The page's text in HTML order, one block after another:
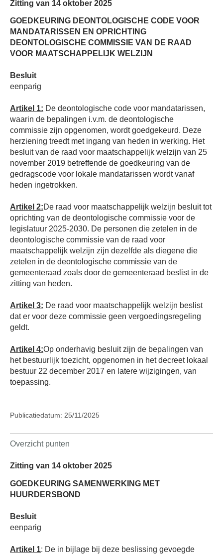
Zitting van 14 oktober 2025
GOEDKEURING DEONTOLOGISCHE CODE VOOR
MANDATARISSEN EN OPRICHTING
DEONTOLOGISCHE COMMISSIE VAN DE RAAD
VOOR MAATSCHAPPELIJK WELZIJN
Besluit
eenparig
Artikel 1: De deontologische code voor mandatarissen,
waarin de bepalingen i.v.m. de deontologische
commissie zijn opgenomen, wordt goedgekeurd. Deze
herziening treedt met ingang van heden in werking. Het
besluit van de raad voor maatschappelijk welzijn van 25
november 2019 betreffende de goedkeuring van de
gedragscode voor lokale mandatarissen wordt vanaf
heden ingetrokken.
Artikel 2:De raad voor maatschappelijk welzijn besluit tot
oprichting van de deontologische commissie voor de
legislatuur 2025-2030. De personen die zetelen in de
deontologische commissie van de raad voor
maatschappelijk welzijn zijn dezelfde als diegene die
zetelen in de deontologische commissie van de
gemeenteraad zoals door de gemeenteraad beslist in de
zitting van heden.
Artikel 3: De raad voor maatschappelijk welzijn beslist
dat er voor deze commissie geen vergoedingsregeling
geldt.
Artikel 4:Op onderhavig besluit zijn de bepalingen van
het bestuurlijk toezicht, opgenomen in het decreet lokaal
bestuur 22 december 2017 en latere wijzigingen, van
toepassing.
Publicatiedatum: 25/11/2025
Overzicht punten
Zitting van 14 oktober 2025
GOEDKEURING SAMENWERKING MET
HUURDERSBOND
Besluit
eenparig
Artikel 1: De in bijlage bij deze beslissing gevoegde